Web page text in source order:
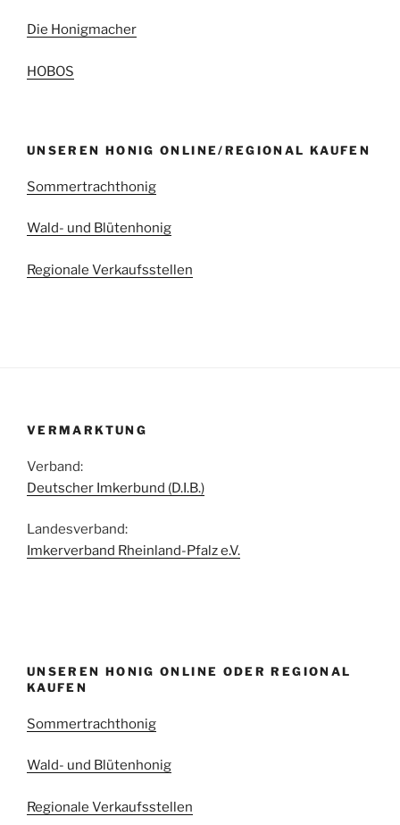
Die Honigmacher
HOBOS
UNSEREN HONIG ONLINE/REGIONAL KAUFEN
Sommertrachthonig
Wald- und Blütenhonig
Regionale Verkaufsstellen
VERMARKTUNG
Verband:
Deutscher Imkerbund (D.I.B.)
Landesverband:
Imkerverband Rheinland-Pfalz e.V.
UNSEREN HONIG ONLINE ODER REGIONAL
KAUFEN
Sommertrachthonig
Wald- und Blütenhonig
Regionale Verkaufsstellen